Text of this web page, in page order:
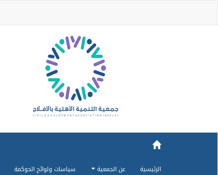
الرئيسية عن الجمعية سياسات ولوائح الحوكمة